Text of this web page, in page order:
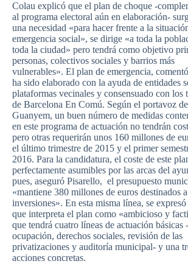
Colau explicó que el plan de choque -
al programa electoral aún en elaboración-
una necesidad «para hacer frente a la
emergencia social», se dirige «a toda la
toda la ciudad» pero tendrá como objetivo
personas, colectivos sociales y barrios más
vulnerables». El plan de emergencia,
ha sido elaborado con la ayuda de entidades
plataformas vecinales y consensuado con los
de Barcelona En Comú. Según el portavoz de
Guanyem, un buen número de medidas
en este programa de actuación no tendrán
pero otras requerirán unos 160 millones de
el último trimestre de 2015 y el primer
2016. Para la candidatura, el coste de este
perfectamente asumibles por las arcas del
pues, aseguró Pisarello, el presupuesto
«mantiene 380 millones de euros destinados a
inversiones». En esta misma línea, se
que interpreta el plan como «ambicioso y
que tendrá cuatro líneas de actuación básicas -
ocupación, derechos sociales, revisión de las
privatizaciones y auditoría municipal- y una
acciones concretas.